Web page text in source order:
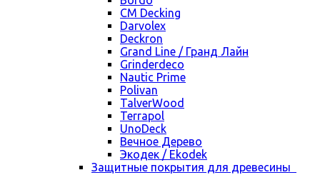
CM Decking
Darvolex
Deckron
Grand Line / Гранд Лайн
Grinderdeco
Nautic Prime
Polivan
TalverWood
Terrapol
UnoDeck
Вечное Дерево
Экодек / Ekodek
Защитные покрытия для древесины